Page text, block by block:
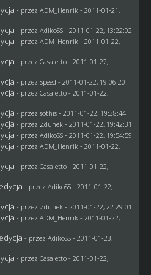
- przez ADM_Henrik - 2011-01-21,
- przez AdikoSS - 2011-01-22, 13:22:02
- przez ADM_Henrik - 2011-01-22,
- przez Casaletto- 2011-01-22,
- przez Speed - 2011-01-22, 19:06:20
- przez Casaletto- 2011-01-22,
- przez sothis- 2011-01-22, 19:38:44
- przez Zdunek - 2011-01-22, 19:42:31
- przez AdikoSS - 2011-01-22, 19:54:59
- przez ADM_Henrik - 2011-01-22,
- przez Casaletto- 2011-01-22,
- przez AdikoSS - 2011-01-22,
- przez Zdunek - 2011-01-22, 22:29:01
- przez ADM_Henrik - 2011-01-22,
- przez AdikoSS - 2011-01-23,
- przez Casaletto- 2011-01-22,